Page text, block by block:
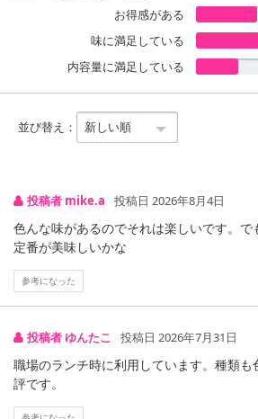
※発送予定日は到着日ではありません。
・商品は「ユートピアショップ」より出荷し
商品詳細
海苔の担当者が選びぬいたおいしい海苔を
【本かつお】
香りのよい本かつおと海苔の相性がよい「
脂の乗りがよいとされる紅鮭を使用したコ
鮭」
お得感がある
味に満足している
内容量に満足している
並び替え：
投稿者 mike.a 投稿日 2026年8月4日
色んな味があるのでそれは楽しいです。
定番が美味しいかな
参考になった
投稿者 ゆんたこ 投稿日 2026年7月31日
職場のランチ時に利用しています。種類
評です。